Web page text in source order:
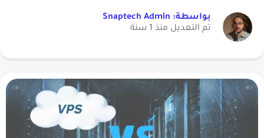
بواسطة: Snaptech Admin
تم التعديل منذ 1 سنة